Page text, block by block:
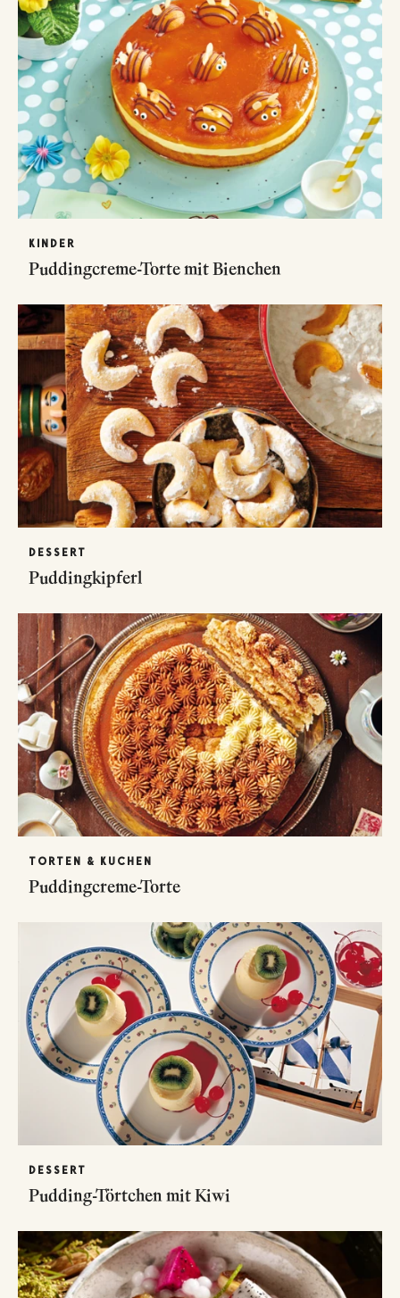
KINDER
Puddingcreme-Torte mit Bienchen
DESSERT
Puddingkipferl
TORTEN & KUCHEN
Puddingcreme-Torte
DESSERT
Pudding-Törtchen mit Kiwi